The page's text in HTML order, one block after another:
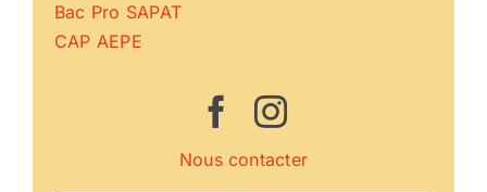
Bac Pro SAPAT
CAP AEPE
Nous contacter